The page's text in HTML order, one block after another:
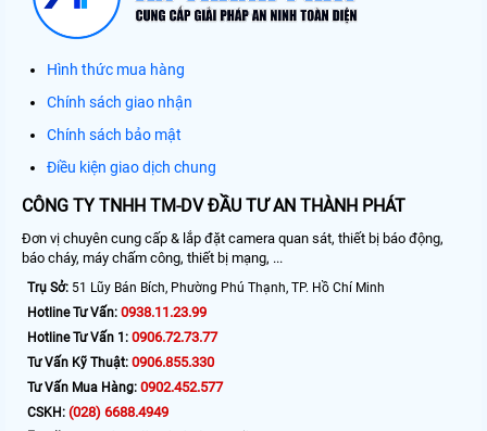
Hình thức mua hàng
Chính sách giao nhận
Chính sách bảo mật
Điều kiện giao dịch chung
CÔNG TY TNHH TM-DV ĐẦU TƯ AN THÀNH PHÁT
Đơn vị chuyên cung cấp & lắp đặt camera quan sát, thiết bị báo động,
báo cháy, máy chấm công, thiết bị mạng, ...
Trụ Sở: 51 Lũy Bán Bích, Phường Phú Thạnh, TP. Hồ Chí Minh
Hotline Tư Vấn: 0938.11.23.99
Hotline Tư Vấn 1: 0906.72.73.77
Tư Vấn Kỹ Thuật: 0906.855.330
Tư Vấn Mua Hàng: 0902.452.577
CSKH: (028) 6688.4949